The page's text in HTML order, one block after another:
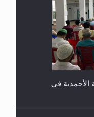
الأحمدية في